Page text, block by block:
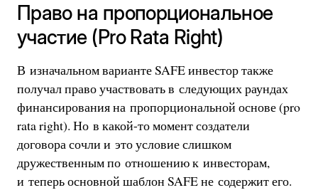
Право на пропорциональное
участие (Pro Rata Right)
В изначальном варианте SAFE инвестор также
получал право участвовать в следующих раундах
финансирования на пропорциональной основе (pro
rata right). Но в какой-то момент создатели
договора сочли и это условие слишком
дружественным по отношению к инвесторам,
и теперь основной шаблон SAFE не содержит его.